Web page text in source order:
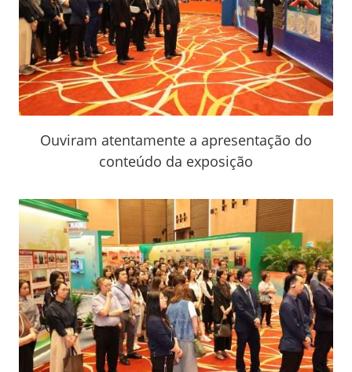
Ouviram atentamente a apresentação do
conteúdo da exposição